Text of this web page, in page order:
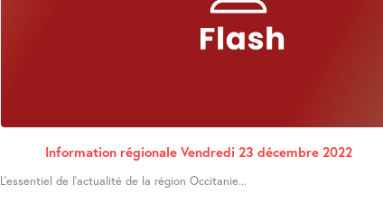
Information régionale Vendredi 23 décembre 2022
L’essentiel de l’actualité de la région Occitanie...